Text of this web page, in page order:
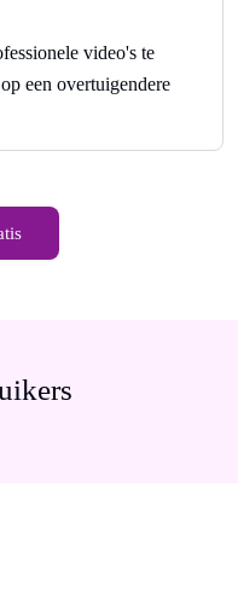
video's te
een overtuigendere